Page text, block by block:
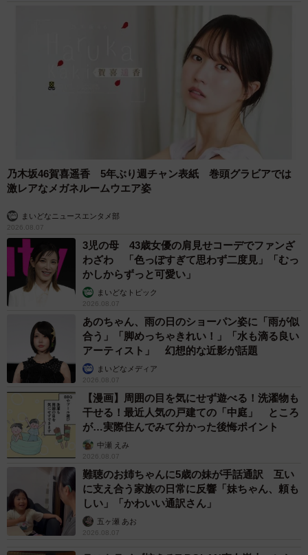
乃木坂46賀喜遥香 5年ぶり週チャン表紙 巻頭グラビアでは
激レアなメガネルームウエア姿
まいどなニュースエンタメ部
2026.08.07
3児の母 43歳女優の肩見せコーデでファンざ
わざわ 「色っぽすぎて思わず二度見」「むっ
かしからずっと可愛い」
まいどなトピック
2026.08.07
あのちゃん、雨の日のショーパン姿に「雨が似
合う」「脚めっちゃきれい！」「水も滴る良い
アーティスト」 幻想的な近影が話題
まいどなメディア
2026.08.07
【漫画】周囲の目を気にせず遊べる！洗濯物も
干せる！最近人気の戸建ての「中庭」 ところ
が…実際住んでみて分かった後悔ポイント
中瀬 えみ
2026.08.07
難聴のお姉ちゃんに5歳の妹が手話通訳 互い
に支え合う家族の日常に反響「妹ちゃん、頼も
しい」「かわいい通訳さん」
五ヶ瀬 あお
2026.08.07